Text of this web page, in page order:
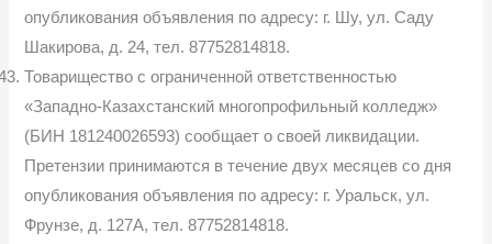
опубликования объявления по адресу: г. Шу, ул. Саду
Шакирова, д. 24, тел. 87752814818.
Товарищество с ограниченной ответственностью
«Западно-Казахстанский многопрофильный колледж»
(БИН 181240026593) сообщает о своей ликвидации.
Претензии принимаются в течение двух месяцев со дня
опубликования объявления по адресу: г. Уральск, ул.
Фрунзе, д. 127А, тел. 87752814818.